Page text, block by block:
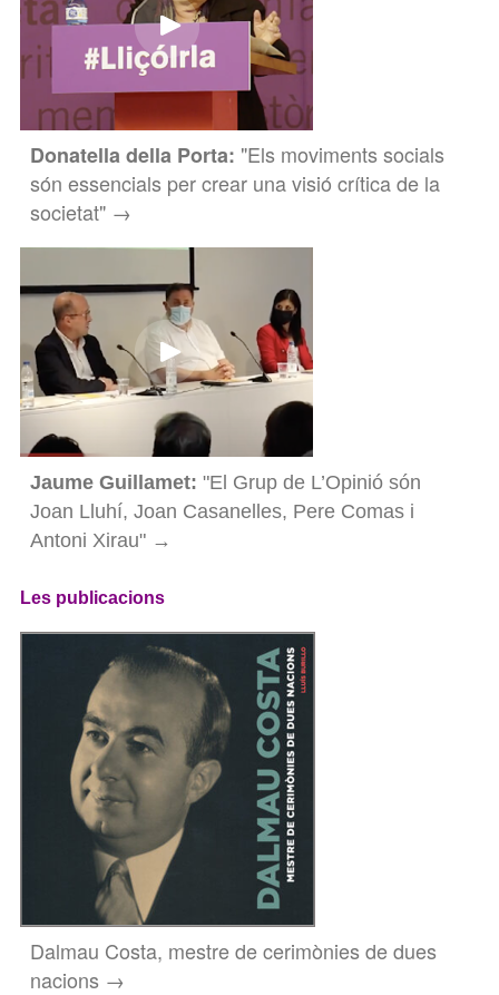
Donatella della Porta: "Els moviments socials
són essencials per crear una visió crítica de la
societat" →
Jaume Guillamet: "El Grup de L’Opinió són
Joan Lluhí, Joan Casanelles, Pere Comas i
Antoni Xirau" →
Les publicacions
Dalmau Costa, mestre de cerimònies de dues
nacions →